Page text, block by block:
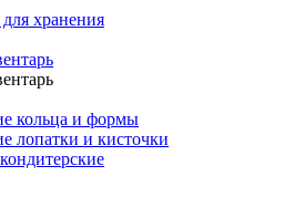
хранения
кольца и формы
лопатки и кисточки